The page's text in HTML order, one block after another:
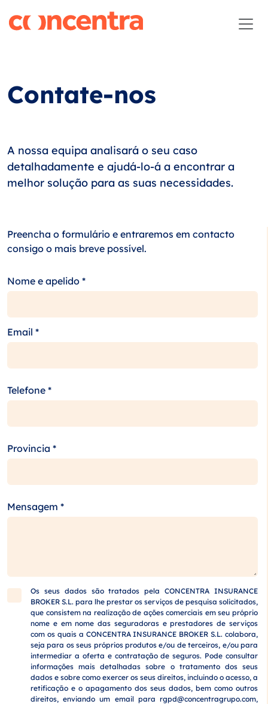
Contate-nos
A nossa equipa analisará o seu caso
detalhadamente e ajudá-lo-á a encontrar a
melhor solução para as suas necessidades.
Preencha o formulário e entraremos em contacto
consigo o mais breve possível.
Nome e apelido *
Email *
Telefone *
Provincia *
Mensagem *
Os seus dados são tratados pela CONCENTRA INSURANCE
BROKER S.L. para lhe prestar os serviços de pesquisa solicitados,
que consistem na realização de ações comerciais em seu próprio
nome e em nome das seguradoras e prestadores de serviços
com os quais a CONCENTRA INSURANCE BROKER S.L. colabora,
seja para os seus próprios produtos e/ou de terceiros, e/ou para
intermediar a oferta e contratação de seguros. Pode consultar
informações mais detalhadas sobre o tratamento dos seus
dados e sobre como exercer os seus direitos, incluindo o acesso, a
retificação e o apagamento dos seus dados, bem como outros
direitos, enviando um email para rgpd@concentragrupo.com,